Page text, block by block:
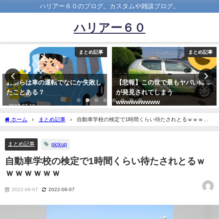
ハリアー６０のブログ。カスタムや雑談ブログ。
ハリアー６０
まとめ記事
【悲報】この世で最もヤバい痛車
が発見されてしまう
wwwwwwwww
まとめ記事
左足ブレーキのデメリットてある
か？
2019-04-16
ホーム まとめ記事
自動車学校の検定で1時間くらい待たされとるｗｗｗｗ
ｗｗｗ
まとめ記事 pickup
自動車学校の検定で1時間くらい待たされとるｗ
ｗｗｗｗｗｗ
2022-06-07 2022-06-07